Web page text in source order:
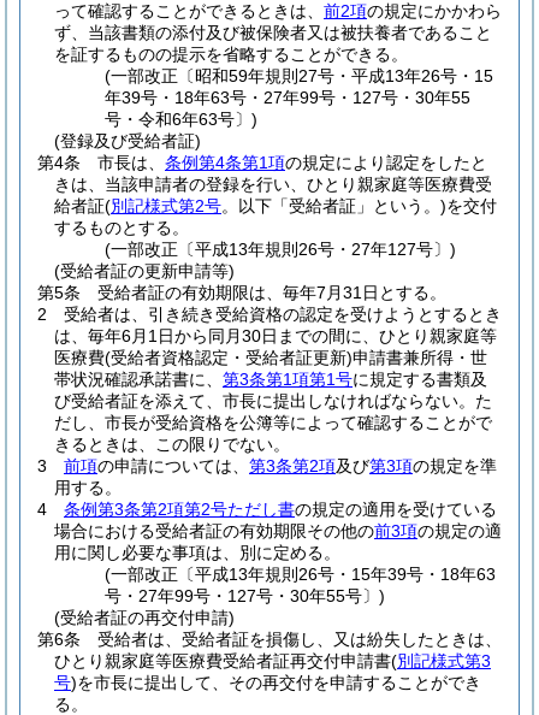
って確認することができるときは、 前2項の規定にかかわら
ず、当該書類の添付及び被保険者又は被扶養者であること
を証するものの提示を省略することができる。
(一部改正〔昭和59年規則27号・平成13年26号・15
年39号・18年63号・27年99号・127号・30年55
号・令和6年63号〕)
(登録及び受給者証)
第4条
市長は、 条例第4条第1項の規定により認定をしたと
きは、当該申請者の登録を行い、ひとり親家庭等医療費受
給者証(別記様式第2号。以下「受給者証」という。)を交付
するものとする。
(一部改正〔平成13年規則26号・27年127号〕)
(受給者証の更新申請等)
第5条
受給者証の有効期限は、毎年7月31日とする。
2
受給者は、引き続き受給資格の認定を受けようとするとき
は、毎年6月1日から同月30日までの間に、ひとり親家庭等
医療費(受給者資格認定・受給者証更新)申請書兼所得・世
帯状況確認承諾書に、 第3条第1項第1号に規定する書類及
び受給者証を添えて、市長に提出しなければならない。 た
だし、市長が受給資格を公簿等によって確認することがで
きるときは、この限りでない。
3
前項の申請については、 第3条第2項及び第3項の規定を準
用する。
4
条例第3条第2項第2号ただし書の規定の適用を受けている
場合における受給者証の有効期限その他の前3項の規定の適
用に関し必要な事項は、別に定める。
(一部改正〔平成13年規則26号・15年39号・18年63
号・27年99号・127号・30年55号〕)
(受給者証の再交付申請)
第6条
受給者は、受給者証を損傷し、又は紛失したときは、
ひとり親家庭等医療費受給者証再交付申請書(別記様式第3
号)を市長に提出して、その再交付を申請することができ
る。